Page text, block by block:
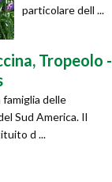
particolare dell ...
Tropeolo -
delle
Sud America. Il
d ...